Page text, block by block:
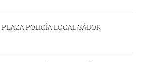
POLICÍA LOCAL GÁDOR